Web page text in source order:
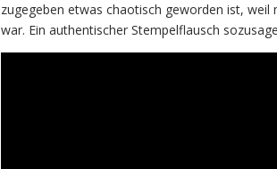
zugegeben etwas chaotisch geworden ist,
war. Ein authentischer Stempelflausch